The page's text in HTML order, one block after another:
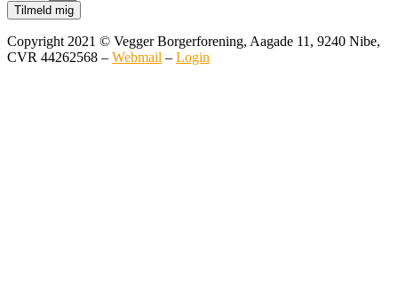
Tilmeld mig
Copyright 2021 © Vegger Borgerforening, Aagade 11, 9240 Nibe,
CVR 44262568 – Webmail – Login